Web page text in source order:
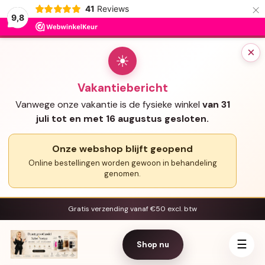
9,8
41 Reviews ×
×
☀
Vakantiebericht
Vanwege onze vakantie is de fysieke winkel van 31
juli tot en met 16 augustus gesloten.
Onze webshop blijft geopend
Online bestellingen worden gewoon in behandeling
genomen.
Gratis verzending vanaf €50 excl. btw
Shop nu ☰